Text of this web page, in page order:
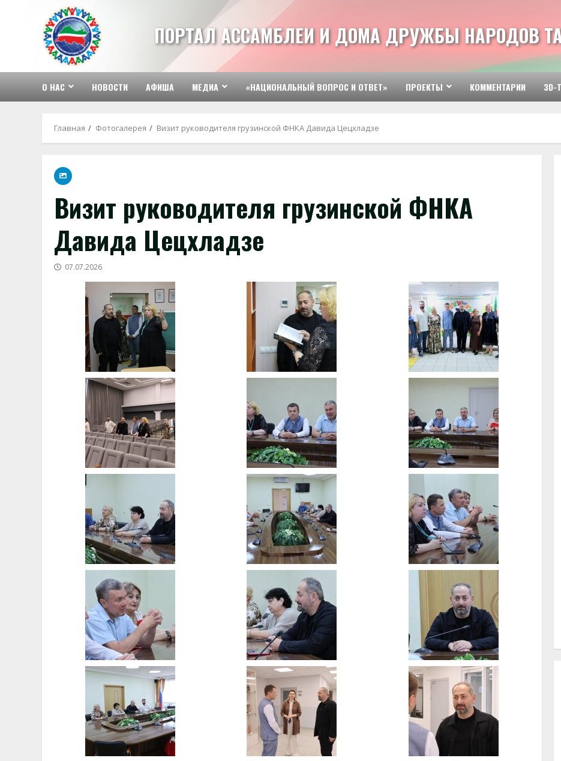
содержимому
ПОРТАЛ АССАМБЛЕИ И ДОМА ДРУЖБЫ НАРОДОВ
О НАС НОВОСТИ АФИША МЕДИА «НАЦИОНАЛЬНЫЙ ВОПРОС И ОТВЕТ» ПРОЕКТЫ КОММЕНТАРИИ 3D-
Главная Фотогалерея Визит руководителя грузинской ФНКА Давида Цецхладзе
Визит руководителя грузинской ФНКА
Давида Цецхладзе
07.07.2026